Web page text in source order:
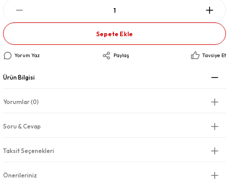
Sepete Ekle
Yorum Yaz Paylaş Tavsiye Et
Ürün Bilgisi
Yorumlar (0)
Soru & Cevap
Taksit Seçenekleri
Önerileriniz